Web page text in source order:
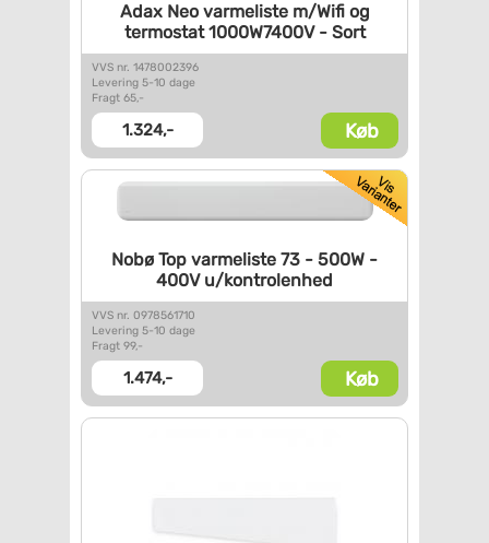
Adax Neo varmeliste m/Wifi og
termostat 1000W7400V - Sort
VVS nr. 1478002396
Levering 5-10 dage
Fragt 65,-
1.324,- Køb
Nobø Top varmeliste 73 - 500W -
400V u/kontrolenhed
VVS nr. 0978561710
Levering 5-10 dage
Fragt 99,-
1.474,- Køb